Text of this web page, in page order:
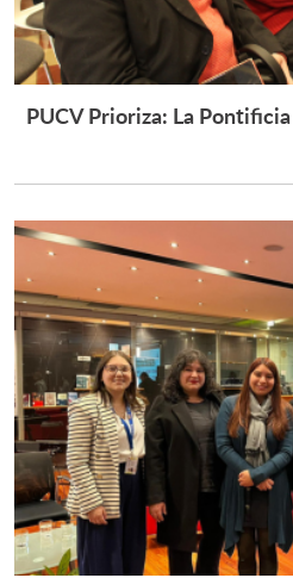
PUCV Prioriza: La